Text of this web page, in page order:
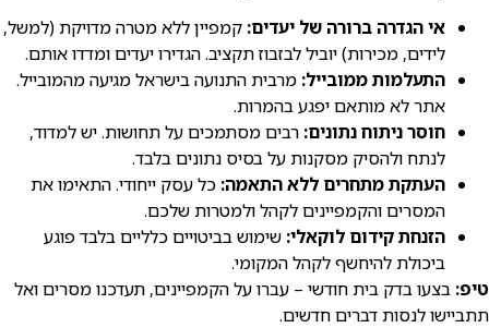
אי הגדרה ברורה של יעדים: קמפיין ללא מטרה מדויקת (למשל,
לידים, מכירות) יוביל לבזבוז תקציב. הגדירו יעדים ומדדו אותם.
התעלמות ממובייל: מרבית התנועה בישרא⁠ל מגיעה מהמובייל.
אתר לא מותאם יפגע בהמרות.
חוסר ניתוח נתונים: רבים מסתמכים על תחושות. יש למדוד,
לנתח ולהסיק מסקנות על בסיס נתונים בלבד.
העתקת מתחרים ללא התאמה: כל עסק ייחודי. התאימו את
המסרים והקמפיינים לקהל ולמטרות שלכם.
הזנחת קידום לוקאלי: שימוש בביטויים כלליים בלבד פוגע
ביכולת להיחשף לקהל המקומי.
טיפ: בצעו בדק בית חודשי – עברו על הקמפיינים, תעדכנו מסרים ואל
תתביישו לנסות דברים חדשים.